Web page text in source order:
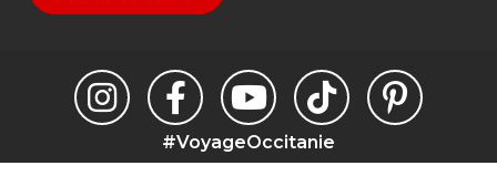
#VoyageOccitanie